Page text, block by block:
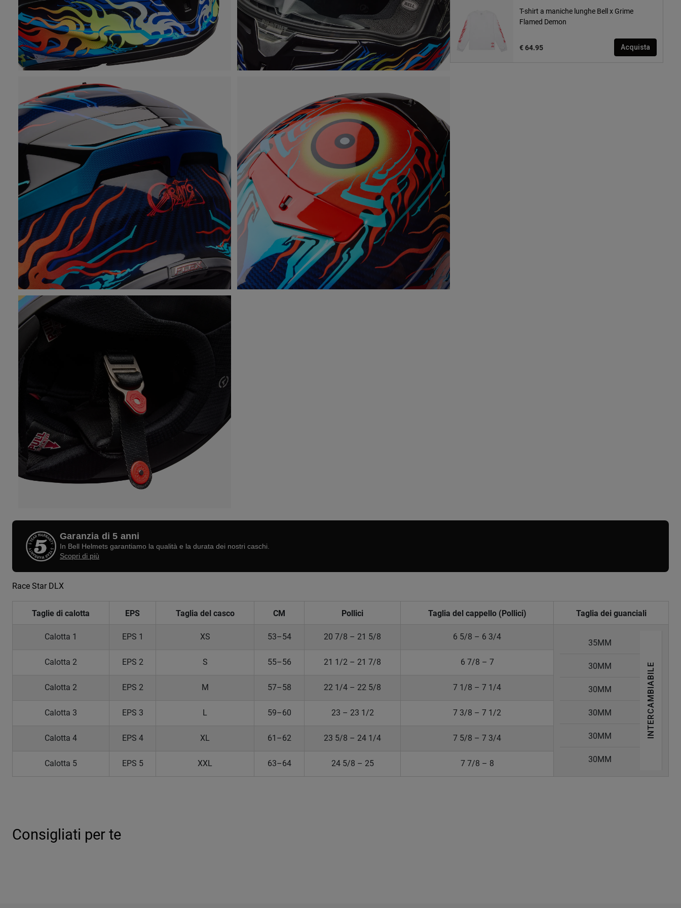
T-shirt a maniche lunghe Bell x Grime
Flamed Demon
€ 64.95 Acquista
Garanzia di 5 anni
In Bell Helmets garantiamo la qualità e la durata dei nostri caschi.
Scopri di più
Race Star DLX
Taglie di calotta EPS Taglia del casco CM Pollici Taglia del cappello (Pollici) Taglia dei guanciali
Calotta 1 EPS 1 XS 53–54 20 7/8 – 21 5/8 6 5/8 – 6 3/4
35MM
30MM
30MM
30MM
30MM
30MM
INTERCAMBIABILE
Calotta 2 EPS 2 S 55–56 21 1/2 – 21 7/8 6 7/8 – 7
Calotta 2 EPS 2 M 57–58 22 1/4 – 22 5/8 7 1/8 – 7 1/4
Calotta 3 EPS 3 L 59–60 23 – 23 1/2 7 3/8 – 7 1/2
Calotta 4 EPS 4 XL 61–62 23 5/8 – 24 1/4 7 5/8 – 7 3/4
Calotta 5 EPS 5 XXL 63–64 24 5/8 – 25 7 7/8 – 8
Consigliati per te